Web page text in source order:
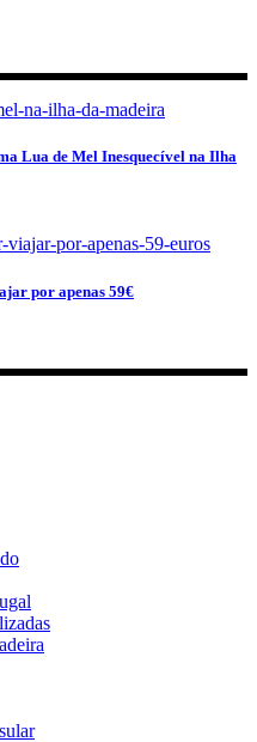
Lua de Mel Inesquecível na Ilha
por apenas 59€